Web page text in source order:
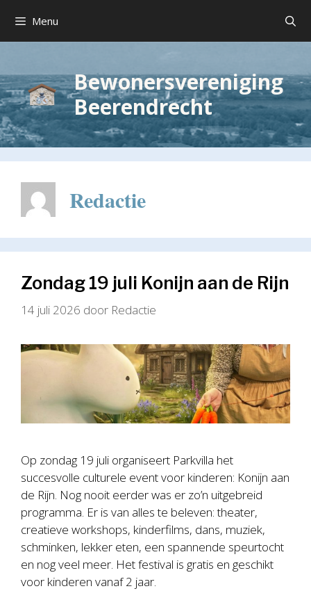
naar
de
Menu
Bewonersvereniging
Beerendrecht
Redactie
Zondag 19 juli Konijn aan de Rijn
14 juli 2026 door Redactie
Op zondag 19 juli organiseert Parkvilla het
succesvolle culturele event voor kinderen: Konijn aan
de Rijn. Nog nooit eerder was er zo’n uitgebreid
programma. Er is van alles te beleven: theater,
creatieve workshops, kinderfilms, dans, muziek,
schminken, lekker eten, een spannende speurtocht
en nog veel meer. Het festival is gratis en geschikt
voor kinderen vanaf 2 jaar.